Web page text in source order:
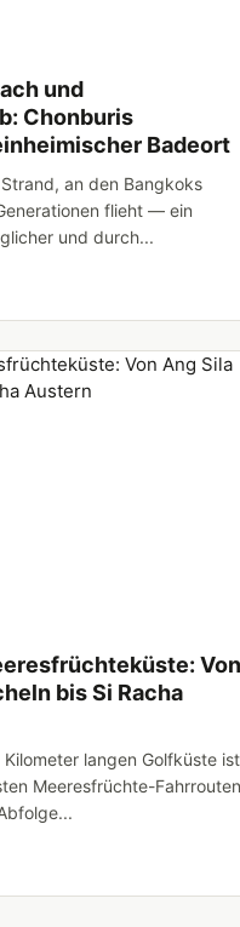
und
Chonburis
Badeort
an den Bangkoks
flieht — ein
und durch...
Von
bis Si Racha
langen Golfküste ist
Meeresfrüchte-Fahrrouten